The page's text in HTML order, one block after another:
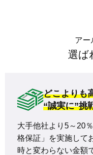
アー
選ば
どこよりも
“誠実に”挑
大手他社より5～20
格保証」を実施して
時と変わらない金額